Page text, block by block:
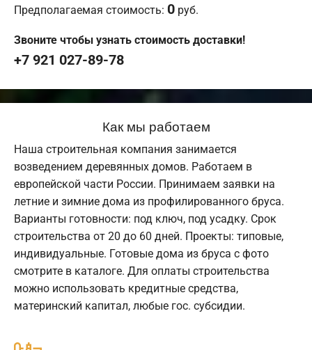
Предполагаемая стоимость: 0 руб.
Звоните чтобы узнать стоимость доставки!
+7 921 027-89-78
Как мы работаем
Наша строительная компания занимается
возведением деревянных домов. Работаем в
европейской части России. Принимаем заявки на
летние и зимние дома из профилированного бруса.
Варианты готовности: под ключ, под усадку. Срок
строительства от 20 до 60 дней. Проекты: типовые,
индивидуальные. Готовые дома из бруса с фото
смотрите в каталоге. Для оплаты строительства
можно использовать кредитные средства,
материнский капитал, любые гос. субсидии.